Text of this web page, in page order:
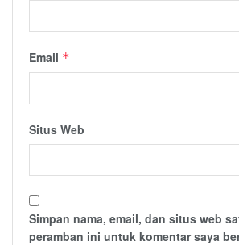
Email *
Situs Web
Simpan nama, email, dan situs web
peramban ini untuk komentar saya